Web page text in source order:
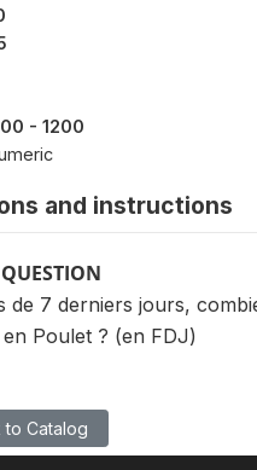
- 1200
and instructions
de 7 derniers jours,
Poulet ? (en FDJ)
to Catalog